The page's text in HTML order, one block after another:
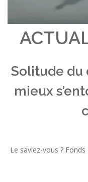
Solitude du
mieux
Le saviez-vous ?